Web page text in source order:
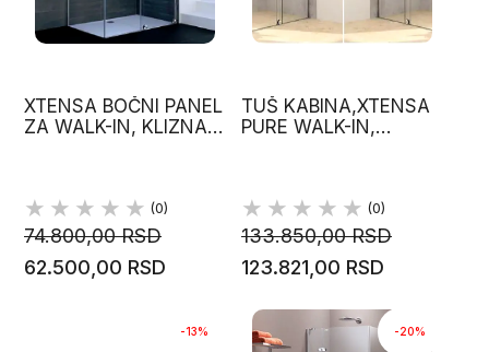
XTENSA BOČNI PANEL
ZA WALK-IN, KLIZNA
(0)
74.800,00 RSD
62.500,00 RSD
TUŠ KABINA,XTENSA
PURE WALK-IN,
(0)
133.850,00 RSD
123.821,00 RSD
-13% -20%